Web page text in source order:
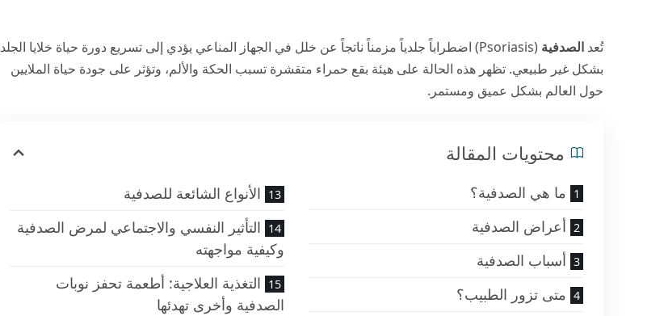
تُعدالصدفية
(Psoriasis) اضطراباً جلدياً مزمناً ناتجاً عن خلل في الجهاز المناعي يؤدي إلى تسريع دورة حياة خلايا الجلد
بشكل غير طبيعي. تظهر هذه الحالة على هيئة بقع حمراء متقشرة تسبب الحكة والألم، وتؤثر على جودة حياة الملايين
حول العالم بشكل عميق ومستمر.
محتويات المقالة
ما هي الصدفية؟
أعراض الصدفية
أسباب الصدفية
متى تزور الطبيب؟
الأنواع الشائعة للصدفية
التأثير النفسي والاجتماعي لمرض الصدفية
وكيفية مواجهته
التغذية العلاجية: أطعمة تحفز نوبات
الصدفية وأخرى تهدئها